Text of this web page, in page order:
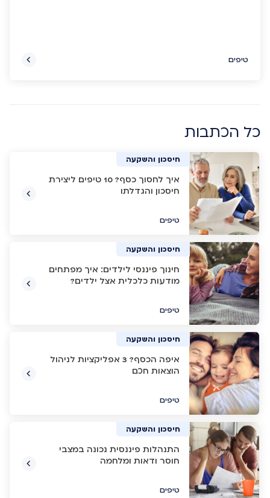
טיפים
כל הכתבות
חיסכון והשקעה
איך לחסוך כסף? 10 טיפים ליצירת
חיסכון והגדלתו
טיפים
חיסכון והשקעה
חינוך פיננסי לילדים: איך מפתחים
מודעות כלכלית אצל ילדים?
טיפים
חיסכון והשקעה
איפה הכסף? 3 אפליקציות לניהול
הוצאות חכם
טיפים
חיסכון והשקעה
התנהלות פיננסית נכונה במצבי
חוסר ודאות ומלחמה
טיפים